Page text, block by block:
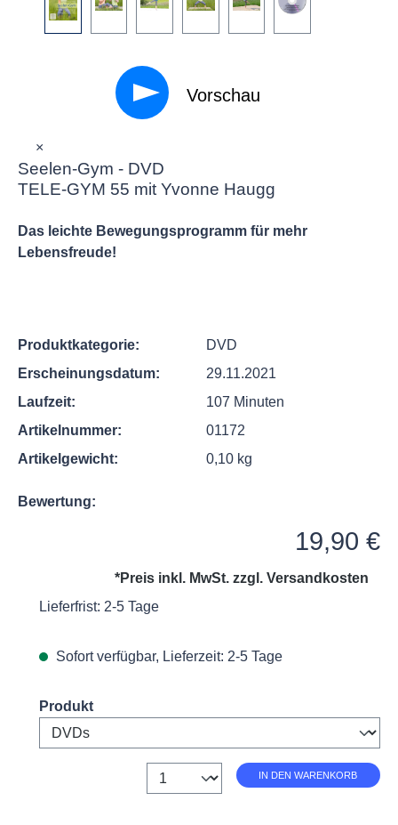
Vorschau
×
Seelen-Gym - DVD
TELE-GYM 55 mit Yvonne Haugg
Das leichte Bewegungsprogramm für mehr
Lebensfreude!
Produktkategorie:
DVD
Erscheinungsdatum:
29.11.2021
Laufzeit:
107 Minuten
Artikelnummer:
01172
Artikelgewicht:
0,10 kg
Bewertung:
19,90 €
*Preis inkl. MwSt. zzgl. Versandkosten
Lieferfrist: 2-5 Tage
Sofort verfügbar, Lieferzeit: 2-5 Tage
Select
Produkt
Anzahl IN DEN WARENKORB